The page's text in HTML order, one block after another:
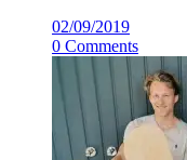
02/09/2019
0 Comments